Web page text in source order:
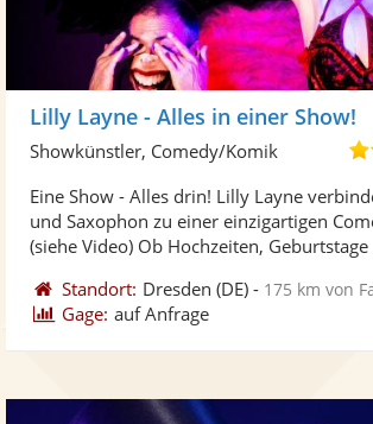
Lilly Layne - Alles in einer Show!
Showkünstler, Comedy/Komik
Eine Show - Alles drin! Lilly Layne
und Saxophon zu einer einzigartigen
(siehe Video) Ob Hochzeiten, Geburtstage
Standort: Dresden (DE) - 175 km von
Gage: auf Anfrage